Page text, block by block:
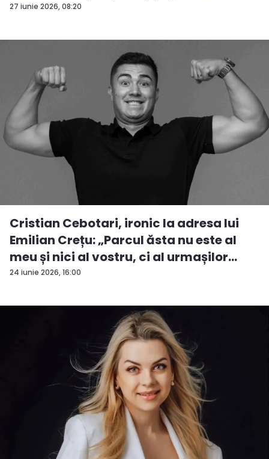
27 iunie 2026, 08:20
24 iunie 2026, 16:00
Cristian Cebotari, ironic la adresa lui
Emilian Crețu: „Parcul ăsta nu este al
meu și nici al vostru, ci al urmașilor
urm...